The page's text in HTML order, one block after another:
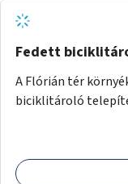
Fedett
A Flórián tér
biciklitároló